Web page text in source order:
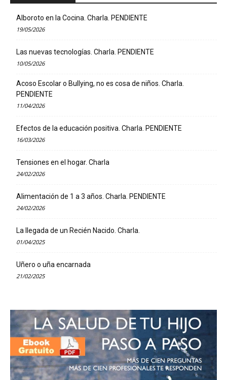
Alboroto en la Cocina. Charla. PENDIENTE
19/05/2026
Las nuevas tecnologías. Charla. PENDIENTE
10/05/2026
Acoso Escolar o Bullying, no es cosa de niños. Charla.
PENDIENTE
11/04/2026
Efectos de la educación positiva. Charla. PENDIENTE
16/03/2026
Tensiones en el hogar. Charla
24/02/2026
Alimentación de 1 a 3 años. Charla. PENDIENTE
24/02/2026
La llegada de un Recién Nacido. Charla.
01/04/2025
Uñero o uña encarnada
21/02/2025